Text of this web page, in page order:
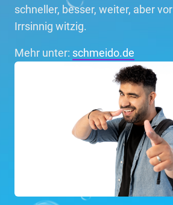
schneller, besser, weiter, aber
Irrsinnig witzig.
Mehr unter: schmeido.de